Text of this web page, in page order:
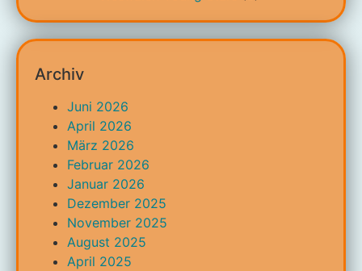
Archiv
Juni 2026
April 2026
März 2026
Februar 2026
Januar 2026
Dezember 2025
November 2025
August 2025
April 2025